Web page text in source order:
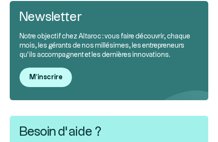
Newsletter
Notre objectif chez Altaroc : vous faire découvrir, chaque
mois, les gérants de nos millésimes, les entrepreneurs
qu’ils accompagnent et les dernières innovations.
M'inscrire
Besoin d’aide ?